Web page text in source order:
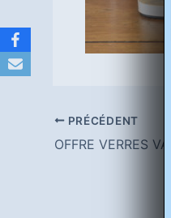
PRÉCÉDENT
OFFRE VERRES